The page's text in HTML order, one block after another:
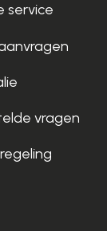
service
vragen